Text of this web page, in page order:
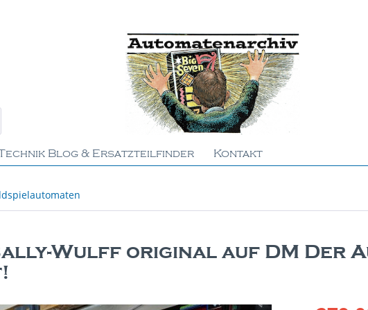
Blog & Ersatzteilfinder Kontakt
Wulff original auf DM Der